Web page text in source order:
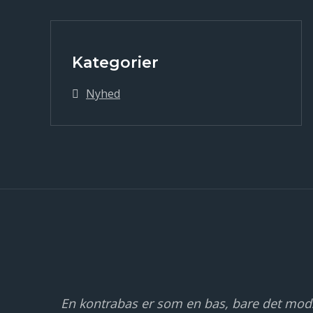
Kategorier
Nyhed
En kontrabas er som en bas, bare det